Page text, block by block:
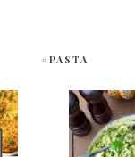
#PASTA